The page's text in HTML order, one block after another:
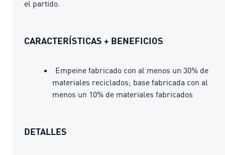
el partido.
CARACTERÍSTICAS + BENEFICIOS
Empeine fabricado con al menos un 30% de
materiales reciclados; base fabricada con al
menos un 10% de materiales fabricados
DETALLES